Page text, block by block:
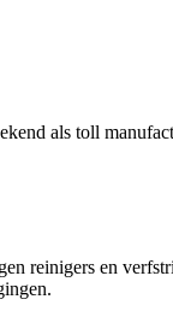
als toll
reinigers en